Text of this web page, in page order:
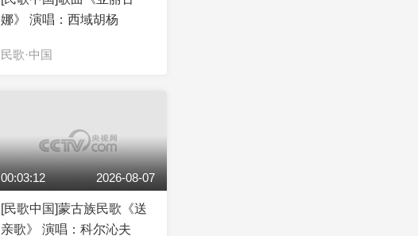
娜》 演唱：西域胡杨
民歌·中国
00:03:12 2026-08-07
[民歌中国]蒙古族民歌《送
亲歌》 演唱：科尔沁夫